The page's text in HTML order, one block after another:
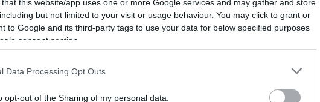
that this website/app uses one or more Google services and may gather and store
but not limited to your visit or usage behaviour. You may click to grant or
to Google and its third-party tags to use your data for below specified purposes
consent section.
Data Processing Opt Outs
opt-out of the Sharing of my personal data.
στο «Καρφί»
Σάββατο 21 Δεκεμβρίου
Διαβάστε στο «Καρφί»
Μη χάσετε το Σάββατο 14 Δεκεμβρίου
2024 το αποκαλυπτικό «Καρφί».